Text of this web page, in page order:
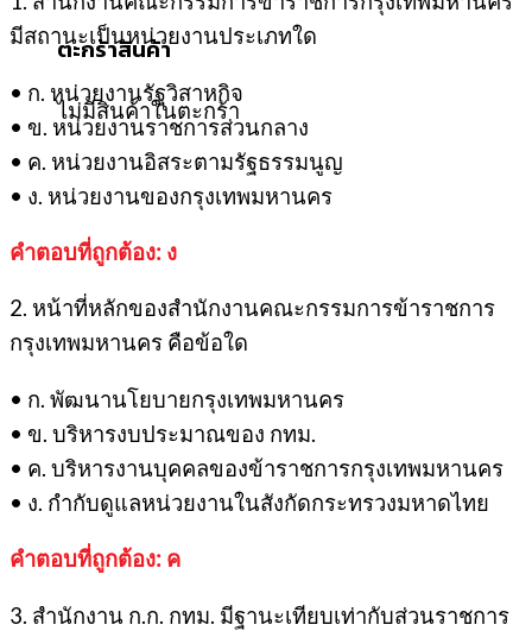
ตะกร้าสินค้า
ไม่มีสินค้าในตะกร้า
มีสถานะเป็นหน่วยงานประเภทใด
• ก. หน่วยงานรัฐวิสาหกิจ
• ข. หน่วยงานราชการส่วนกลาง
• ค. หน่วยงานอิสระตามรัฐธรรมนูญ
• ง. หน่วยงานของกรุงเทพมหานคร
คำตอบที่ถูกต้อง: ง
2. หน้าที่หลักของสำนักงานคณะกรรมการข้าราชการ
กรุงเทพมหานคร คือข้อใด
• ก. พัฒนานโยบายกรุงเทพมหานคร
• ข. บริหารงบประมาณของ กทม.
• ค. บริหารงานบุคคลของข้าราชการกรุงเทพมหานคร
• ง. กำกับดูแลหน่วยงานในสังกัดกระทรวงมหาดไทย
คำตอบที่ถูกต้อง: ค
3. สำนักงาน ก.ก. กทม. มีฐานะเทียบเท่ากับส่วนราชการ